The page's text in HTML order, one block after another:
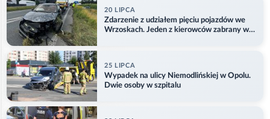
20 LIPCA
Zdarzenie z udziałem pięciu pojazdów we
Wrzoskach. Jeden z kierowców zabrany w
25 LIPCA
Wypadek na ulicy Niemodlińskiej w Opolu.
Dwie osoby w szpitalu